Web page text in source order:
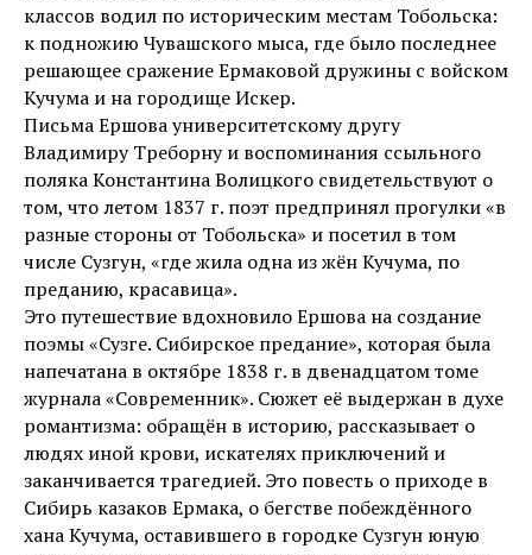
классов водил по историческим местам Тобольска:
к подножию Чувашского мыса, где было последнее
решающее сражение Ермаковой дружины с войском
Кучума и на городище Искер.
Письма Ершова университетскому другу
Владимиру Треборну и воспоминания ссыльного
поляка Константина Волицкого свидетельствуют о
том, что летом 1837 г. поэт предпринял прогулки «в
разные стороны от Тобольска» и посетил в том
числе Сузгун, «где жила одна из жён Кучума, по
преданию, красавица».
Это путешествие вдохновило Ершова на создание
поэмы «Сузге. Сибирское предание», которая была
напечатана в октябре 1838 г. в двенадцатом томе
журнала «Современник». Сюжет её выдержан в духе
романтизма: обращён в историю, рассказывает о
людях иной крови, искателях приключений и
заканчивается трагедией. Это повесть о приходе в
Сибирь казаков Ермака, о бегстве побеждённого
хана Кучума, оставившего в городке Сузгун юную